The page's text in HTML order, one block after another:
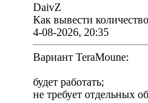
DaivZ
Как вывести
4-08-2026, 20:35
Вариант TeraMoune:
будет работать;
не требует отдельных